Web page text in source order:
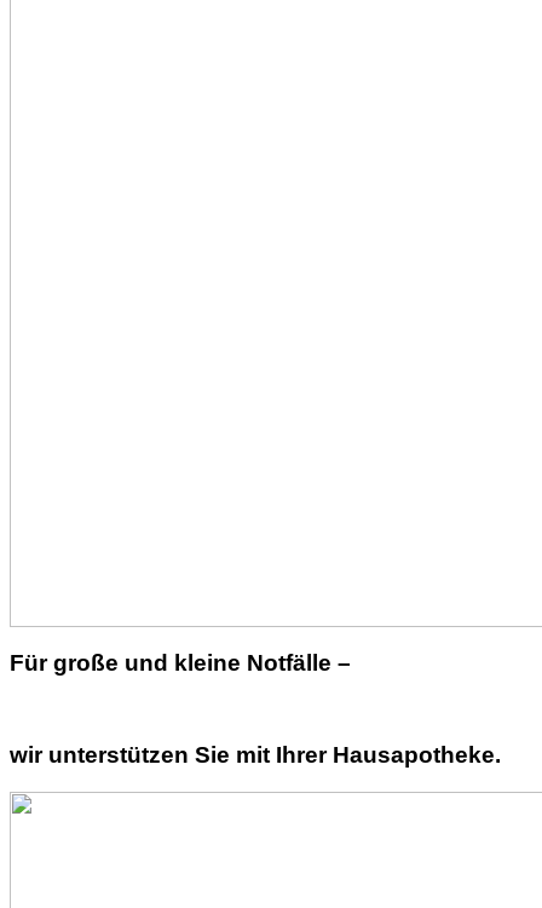
Für große und kleine Notfälle –
wir unterstützen Sie mit Ihrer Hausapotheke.